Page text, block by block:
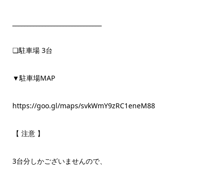
❏駐車場 3台
▼駐車場MAP
https://goo.gl/maps/svkWmY9zRC1eneM88
【 注意 】
3台分しかございませんので、